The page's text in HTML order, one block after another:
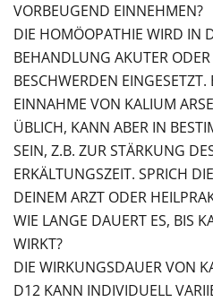
VORBEUGEND EINNEHMEN?
DIE HOMÖOPATHIE WIRD IN
BEHANDLUNG AKUTER
BESCHWERDEN
EINNAHME VON KALIUM
ÜBLICH, KANN ABER IN
SEIN, Z.B. ZUR STÄRKUNG
ERKÄLTUNGSZEIT. SPRICH
DEINEM ARZT ODER
WIE LANGE DAUERT ES, BIS
WIRKT?
DIE WIRKUNGSDAUER VON
D12 KANN INDIVIDUELL